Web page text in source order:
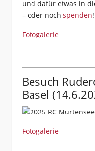
und dafür etwas in
– oder nochspenden!
Fotogalerie
Besuch
Basel
Fotogalerie